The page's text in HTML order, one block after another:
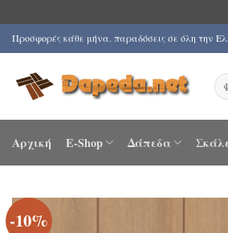
Μετάβαση
στο
περιεχόμενο
Προσφορές κάθε μήνα. παραδόσεις σε όλη την
Αρχική E-Shop Δάπεδα
-10%